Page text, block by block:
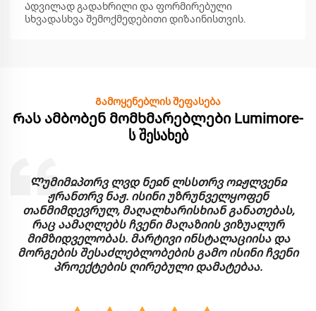
Ადვილად გადახრილი და ფორმირებული
სხვადასხვა შემოქმედებითი დიზაინისთვის.
Გამოყენებლის შეფასება
Რას ამბობენ მომხმარებლები Lumimore-
ს შესახებ
Ლუმიმჲპთრვ ლვდ ნეჲნ ლსსთრვ ოჲჟლვენჲ
ჟრანთრვ ნაჟ. ისინი უზრუნველყოფენ
თანმიმდევრულ, მაღალხარისხიან განათებას,
რაც აამაღლებს ჩვენი მაღაზიის ვიზუალურ
მიმზიდველობას. მარტივი ინსტალაციისა და
მორგების შესაძლებლობების გამო ისინი ჩვენი
პროექტების ღირებული დამატებაა.